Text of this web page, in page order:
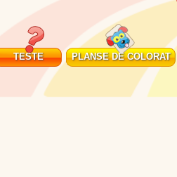
TESTE PLANSE DE COLORAT